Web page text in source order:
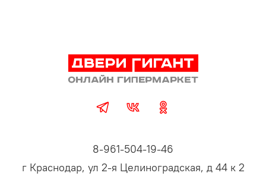
8-961-504-19-46
г Краснодар, ул 2-я Целиноградская, д 44 к 2